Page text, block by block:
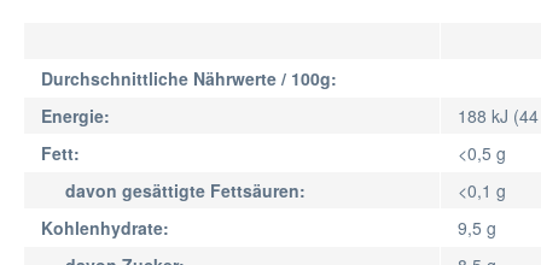
Durchschnittliche Nährwerte / 100g:
Energie:
188 kJ
Fett:
<0,5 g
davon gesättigte Fettsäuren:
<0,1 g
Kohlenhydrate:
9,5 g